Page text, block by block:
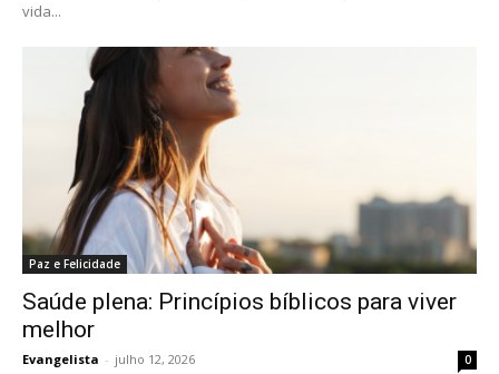
vida...
Paz e Felicidade
Saúde plena: Princípios bíblicos para viver
melhor
Evangelista - julho 12, 2026 0